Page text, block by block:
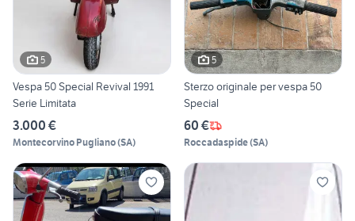
5
Vespa 50 Special Revival 1991
Serie Limitata
3.000 €
Montecorvino Pugliano(SA)
5
Sterzo originale per vespa 50
Special
60 €
Roccadaspide(SA)